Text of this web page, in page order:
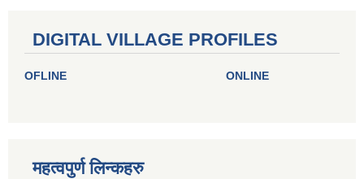
DIGITAL VILLAGE PROFILES
OFLINE ONLINE
महत्वपुर्ण लिन्कहरु